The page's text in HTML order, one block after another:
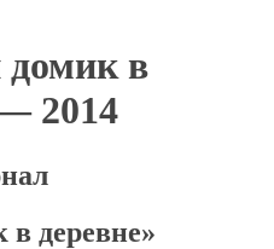
в
2014
деревне»